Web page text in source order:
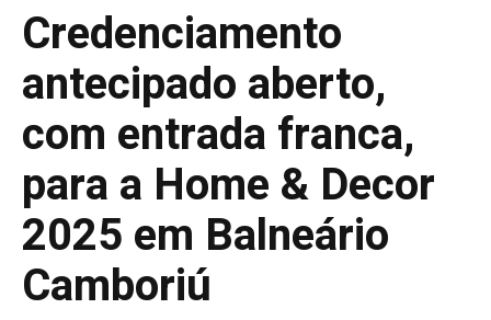
Credenciamento
antecipado aberto,
com entrada franca,
para a Home & Decor
2025 em Balneário
Camboriú